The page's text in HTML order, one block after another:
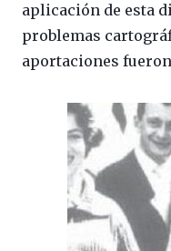
aplicación de esta
problemas
aportaciones